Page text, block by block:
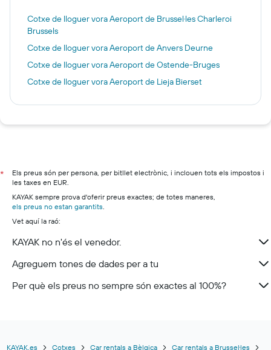
Cotxe de lloguer vora Aeroport de Brussel·les Charleroi
Brussels
Cotxe de lloguer vora Aeroport de Anvers Deurne
Cotxe de lloguer vora Aeroport de Ostende-Bruges
Cotxe de lloguer vora Aeroport de Lieja Bierset
*
Els preus són per persona, per bitllet electrònic, i inclouen tots els impostos i
les taxes en EUR.
KAYAK sempre prova d'oferir preus exactes; de totes maneres,
els preus no estan garantits
Vet aquí la raó:
KAYAK no n'és el venedor.
Agreguem tones de dades per a tu
Per què els preus no sempre són exactes al 100%?
KAYAK.es Cotxes Car rentals a Bèlgica Car rentals a Brussel·les